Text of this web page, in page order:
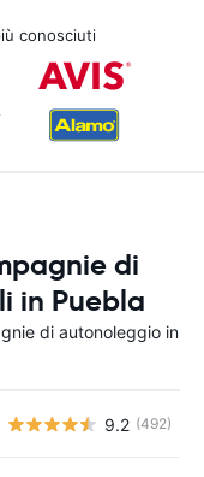
conosciuti
di
in Puebla
di autonoleggio in
9.2 (492)